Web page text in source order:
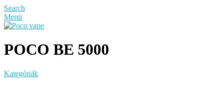
Search
Menü
POCO BE 5000
Kategóriák